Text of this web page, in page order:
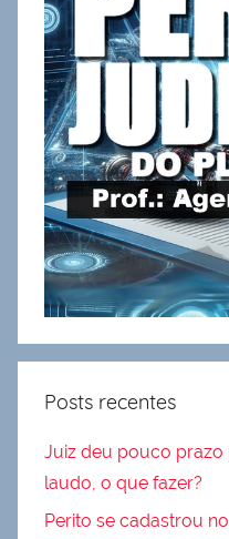
Posts recentes
Juiz deu pouco prazo
laudo, o que fazer?
Perito se cadastrou